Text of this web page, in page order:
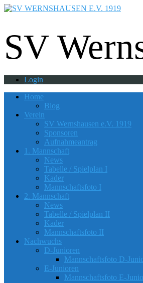
SV
Login
Home
Blog
Verein
SV Wernshausen e.V. 1919
Sponsoren
Aufnahmeantrag
1. Mannschaft
News
Tabelle / Spielplan I
Kader
Mannschaftsfoto I
2. Mannschaft
News
Tabelle / Spielplan II
Kader
Mannschaftsfoto II
Nachwuchs
D-Junioren
Mannschaftsfoto D-
E-Junioren
Mannschaftsfoto E-